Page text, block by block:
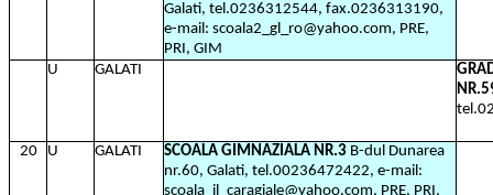
Galati, tel.0236312544, fax.0236313190,
e-mail: scoala2_gl_ro@yahoo.com, PRE,
PRI, GIM
U
GALATI
20 U GALATI SCOALA GIMNAZIALA NR.3 B-dul Dunarea
nr.60, Galati, tel.00236472422, e-mail:
scoala_il_caragiale@yahoo.com, PRE, PRI,